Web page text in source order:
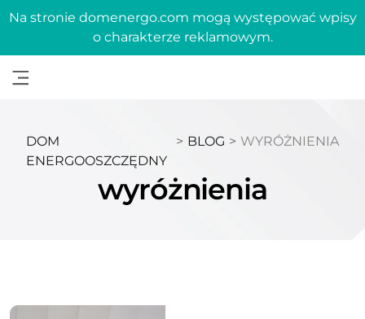
Na stronie domenergo.com mogą występować wpisy
o charakterze reklamowym.
DOM
ENERGOOSZCZĘDNY
> BLOG > WYRÓŻNIENIA
wyróżnienia